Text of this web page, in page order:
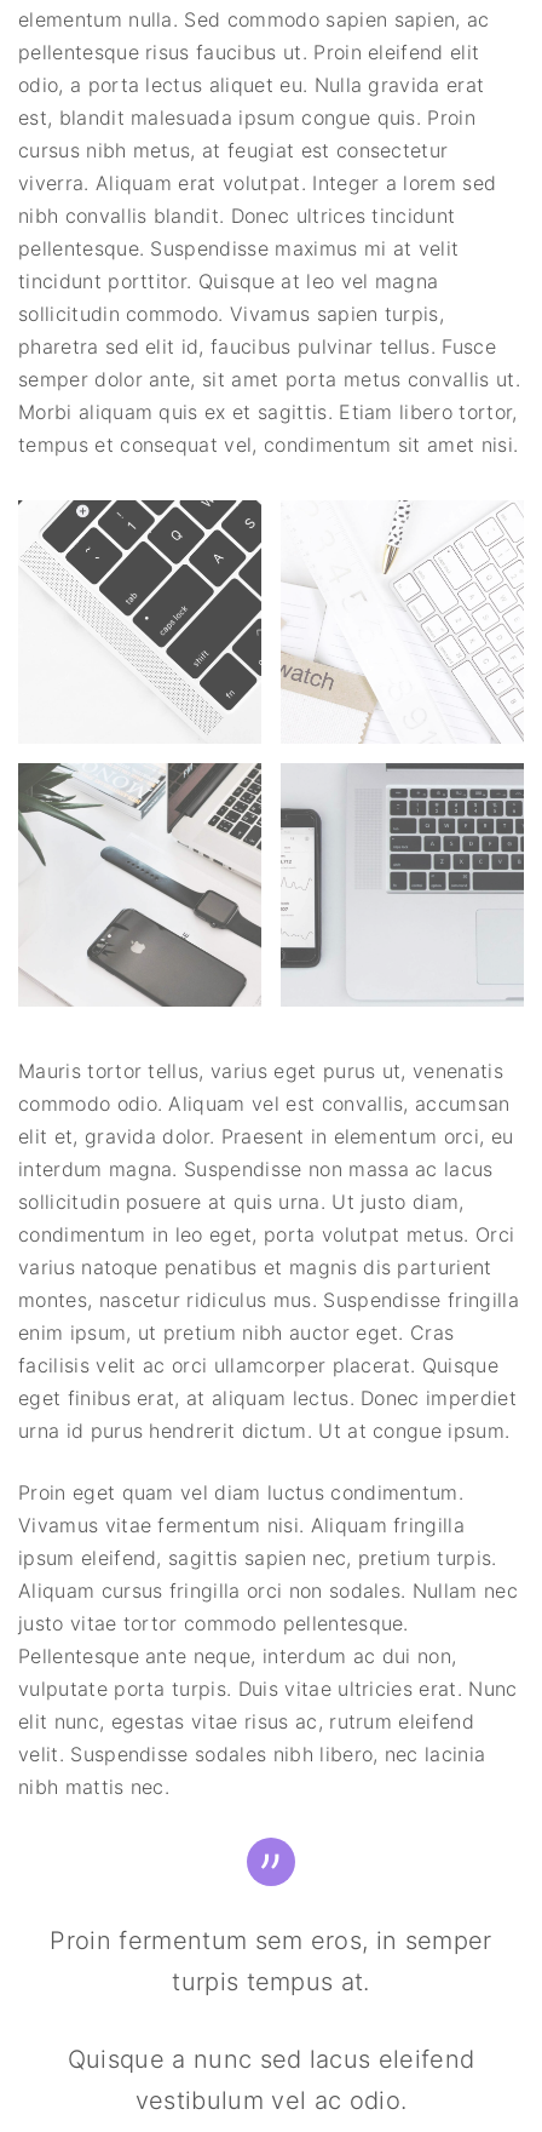
elementum nulla. Sed commodo sapien sapien, ac
pellentesque risus faucibus ut. Proin eleifend elit
odio, a porta lectus aliquet eu. Nulla gravida erat
est, blandit malesuada ipsum congue quis. Proin
cursus nibh metus, at feugiat est consectetur
viverra. Aliquam erat volutpat. Integer a lorem sed
nibh convallis blandit. Donec ultrices tincidunt
pellentesque. Suspendisse maximus mi at velit
tincidunt porttitor. Quisque at leo vel magna
sollicitudin commodo. Vivamus sapien turpis,
pharetra sed elit id, faucibus pulvinar tellus. Fusce
semper dolor ante, sit amet porta metus convallis ut.
Morbi aliquam quis ex et sagittis. Etiam libero tortor,
tempus et consequat vel, condimentum sit amet nisi.
Mauris tortor tellus, varius eget purus ut, venenatis
commodo odio. Aliquam vel est convallis, accumsan
elit et, gravida dolor. Praesent in elementum orci, eu
interdum magna. Suspendisse non massa ac lacus
sollicitudin posuere at quis urna. Ut justo diam,
condimentum in leo eget, porta volutpat metus. Orci
varius natoque penatibus et magnis dis parturient
montes, nascetur ridiculus mus. Suspendisse fringilla
enim ipsum, ut pretium nibh auctor eget. Cras
facilisis velit ac orci ullamcorper placerat. Quisque
eget finibus erat, at aliquam lectus. Donec imperdiet
urna id purus hendrerit dictum. Ut at congue ipsum.
Proin eget quam vel diam luctus condimentum.
Vivamus vitae fermentum nisi. Aliquam fringilla
ipsum eleifend, sagittis sapien nec, pretium turpis.
Aliquam cursus fringilla orci non sodales. Nullam nec
justo vitae tortor commodo pellentesque.
Pellentesque ante neque, interdum ac dui non,
vulputate porta turpis. Duis vitae ultricies erat. Nunc
elit nunc, egestas vitae risus ac, rutrum eleifend
velit. Suspendisse sodales nibh libero, nec lacinia
nibh mattis nec.
Proin fermentum sem eros, in semper
turpis tempus at.
Quisque a nunc sed lacus eleifend
vestibulum vel ac odio.